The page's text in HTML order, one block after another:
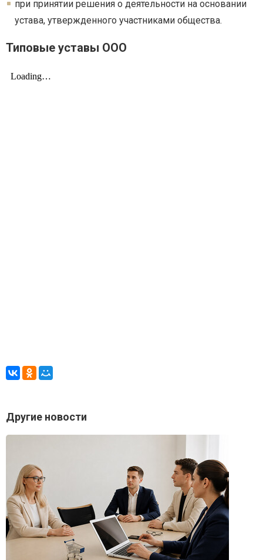
при принятии решения о деятельности на основании
устава, утвержденного участниками общества.
Типовые уставы ООО
Другие новости